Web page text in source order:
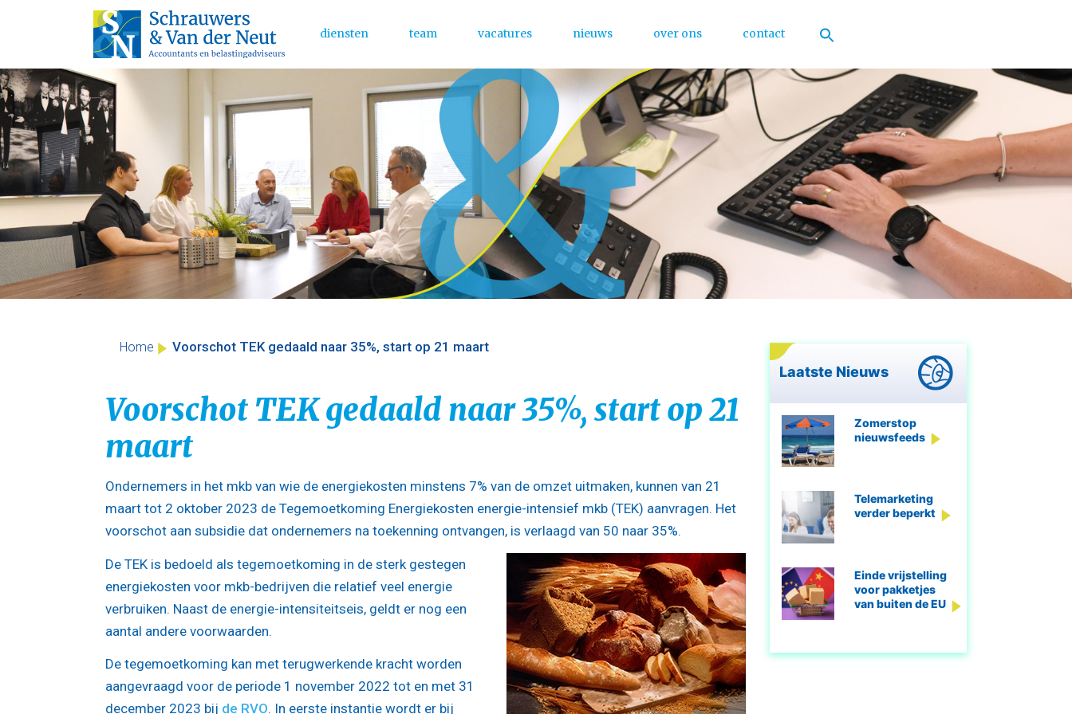
Skip
to
content
Main Menu
diensten team vacatures nieuws over ons contact
Home Voorschot TEK gedaald naar 35%, start op 21 maart
Voorschot TEK gedaald naar 35%, start op 21
maart
Ondernemers in het mkb van wie de energiekosten minstens 7% van de omzet uitmaken, kunnen van 21
maart tot 2 oktober 2023 de Tegemoetkoming Energiekosten energie-intensief mkb (TEK) aanvragen. Het
voorschot aan subsidie dat ondernemers na toekenning ontvangen, is verlaagd van 50 naar 35%.
De TEK is bedoeld als tegemoetkoming in de sterk gestegen
energiekosten voor mkb-bedrijven die relatief veel energie
verbruiken. Naast de energie-intensiteitseis, geldt er nog een
aantal andere voorwaarden.
De tegemoetkoming kan met terugwerkende kracht worden
aangevraagd voor de periode 1 november 2022 tot en met 31
december 2023 bij de RVO. In eerste instantie wordt er bij
Laatste Nieuws
Zomerstop
nieuwsfeeds
Telemarketing
verder beperkt
Einde vrijstelling
voor pakketjes
van buiten de EU